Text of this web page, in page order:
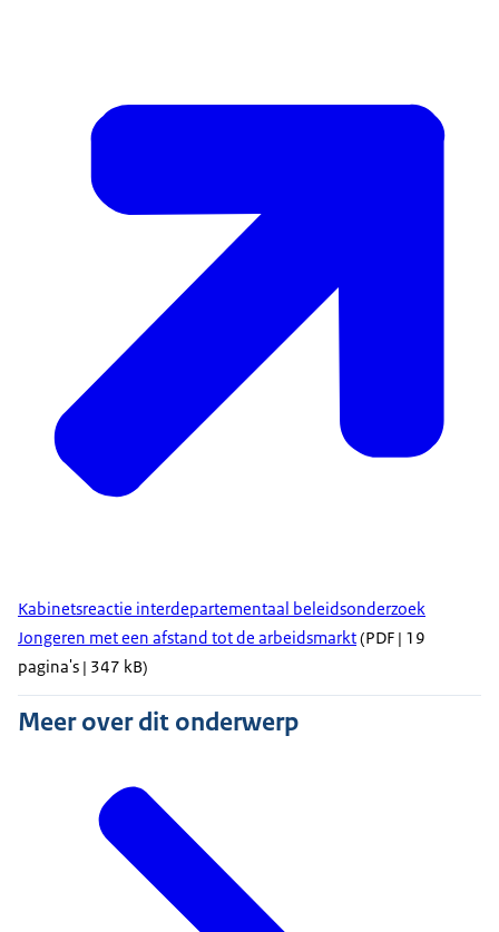
Kabinetsreactie interdepartementaal beleidsonderzoek
Jongeren met een afstand tot de arbeidsmarkt(PDF | 19
pagina's | 347 kB)
Meer over dit onderwerp